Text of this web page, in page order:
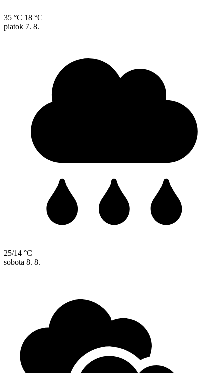
35 °C 18 °C
piatok 7. 8.
25/14 °C
sobota 8. 8.